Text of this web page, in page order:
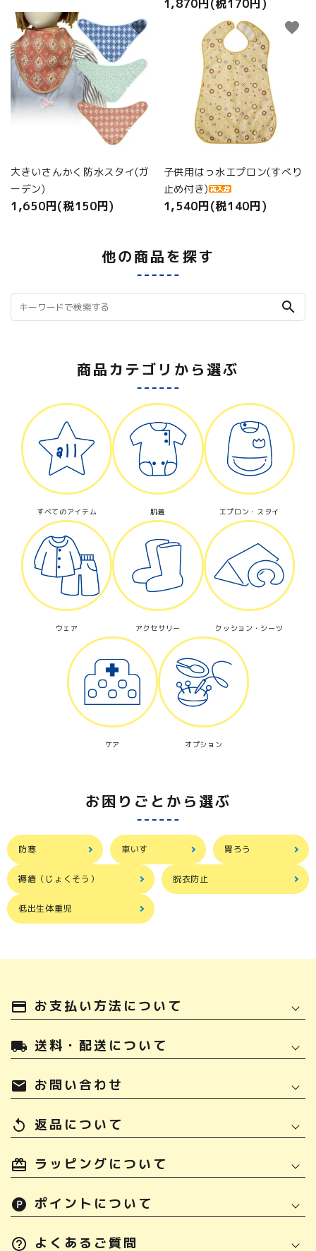
1,870円(税170円)
大きいさんかく防水スタイ(ガ
ーデン)
1,650円(税150円)
favorite
子供用はっ水エプロン(すべり
止め付き)
1,540円(税140円)
favorite
他の商品を探す
search
商品カテゴリから選ぶ
すべてのアイテム 肌着 エプロン・スタイ
ウェア アクセサリー クッション・シーツ
ケア オプション
お困りごとから選ぶ
防寒 車いす 胃ろう
褥瘡（じょくそう） 脱衣防止
低出生体重児
payment お支払い方法について
local_shipping 送料・配送について
mail お問い合わせ
replay 返品について
ラッピングについて
ポイントについて
よくあるご質問